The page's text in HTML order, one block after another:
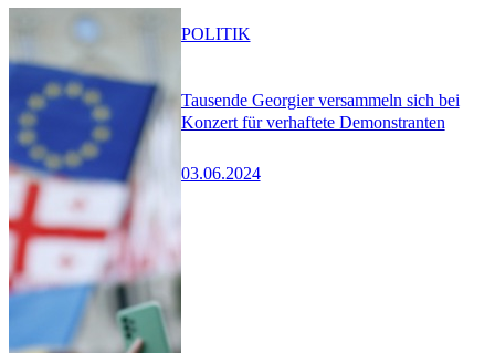
Tausende Georgier versammeln sich bei
Konzert für verhaftete Demonstranten
03.06.2024
POLITIK